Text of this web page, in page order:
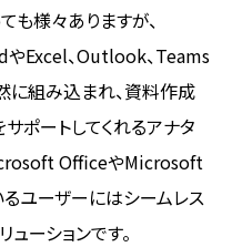
も様々ありますが、
Excel、Outlook、Teams
に組み込まれ、資料作成
ポートしてくれるアナタ
OfficeやMicrosoft
ユーザーにはシームレス
ーションです。